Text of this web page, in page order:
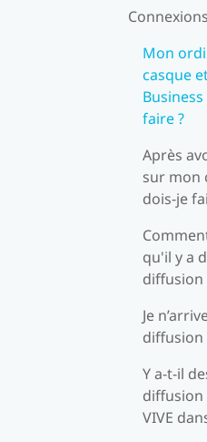
Connexions
Mon
casque
faire ?
Après
sur mon
dois-je
qu'il y a
diffusion
Je
diffusion
Y a-t-il
diffusion
VIVE